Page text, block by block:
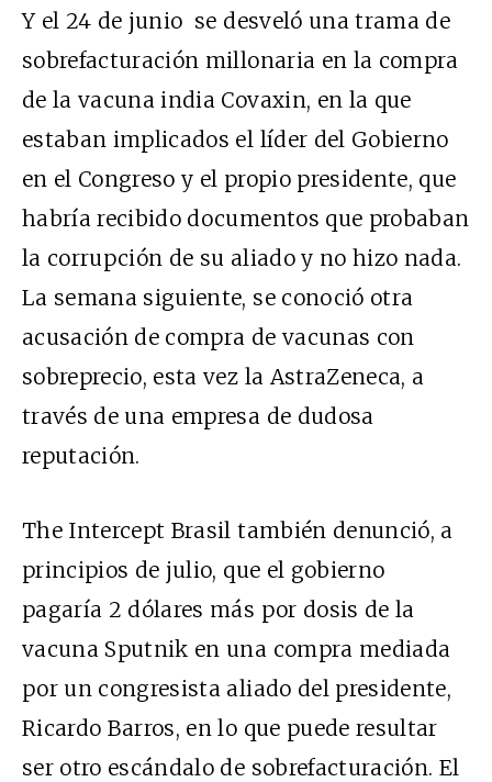
Y el 24 de junio se desveló una trama de
sobrefacturación millonaria en la compra
de la vacuna india Covaxin, en la que
estaban implicados el líder del Gobierno
en el Congreso y el propio presidente, que
habría recibido documentos que probaban
la corrupción de su aliado y no hizo nada.
La semana siguiente, se conoció otra
acusación de compra de vacunas con
sobreprecio, esta vez la AstraZeneca, a
través de una empresa de dudosa
reputación.
The Intercept Brasil también denunció, a
principios de julio, que el gobierno
pagaría 2 dólares más por dosis de la
vacuna Sputnik en una compra mediada
por un congresista aliado del presidente,
Ricardo Barros, en lo que puede resultar
ser otro escándalo de sobrefacturación. El